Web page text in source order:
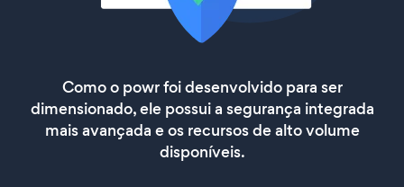
Como o powr foi desenvolvido para ser
dimensionado, ele possui a segurança integrada
mais avançada e os recursos de alto volume
disponíveis.